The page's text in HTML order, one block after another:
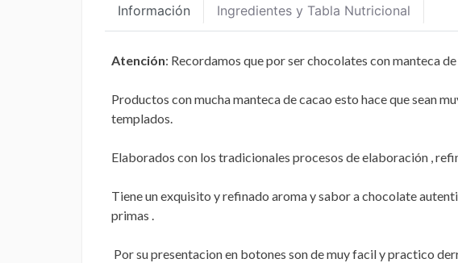
Información Ingredientes y Tabla Nutricional
Atención: Recordamos que por ser chocolates con manteca
Productos con mucha manteca de cacao esto hace que sean
templados.
Elaborados con los tradicionales procesos de elaboración ,
Tiene un exquisito y refinado aroma y sabor a chocolate
primas .
Por su presentacion en botones son de muy facil y practico